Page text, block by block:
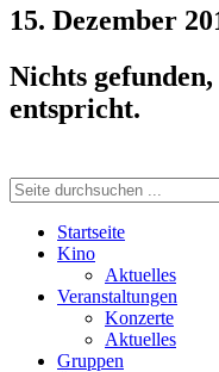
15. Dezember
Nichts
entspricht.
Startseite
Kino
Aktuelles
Veranstaltungen
Konzerte
Aktuelles
Gruppen